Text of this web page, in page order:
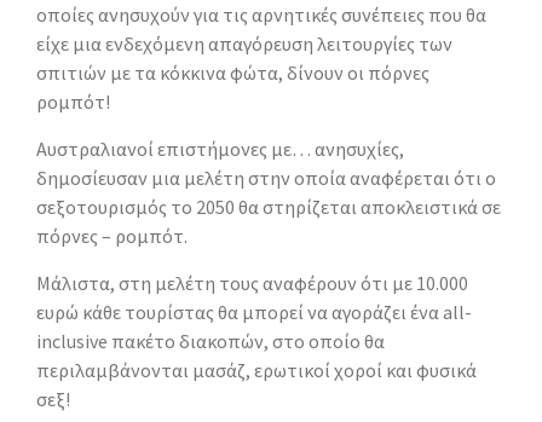
οποίες ανησυχούν για τις αρνητικές συνέπειες που θα
είχε μια ενδεχόμενη απαγόρευση λειτουργίες των
σπιτιών με τα κόκκινα φώτα, δίνουν οι πόρνες
ρομπότ!
Αυστραλιανοί επιστήμονες με… ανησυχίες,
δημοσίευσαν μια μελέτη στην οποία αναφέρεται ότι ο
σεξοτουρισμός το 2050 θα στηρίζεται αποκλειστικά σε
πόρνες – ρομπότ.
Μάλιστα, στη μελέτη τους αναφέρουν ότι με 10.000
ευρώ κάθε τουρίστας θα μπορεί να αγοράζει ένα all-
inclusive πακέτο διακοπών, στο οποίο θα
περιλαμβάνονται μασάζ, ερωτικοί χοροί και φυσικά
σεξ!